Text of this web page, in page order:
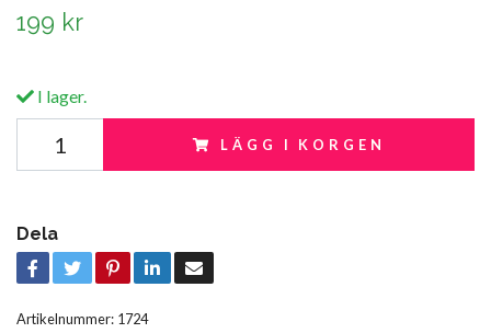
199 kr
I lager.
LÄGG I KORGEN
Dela
Artikelnummer: 1724